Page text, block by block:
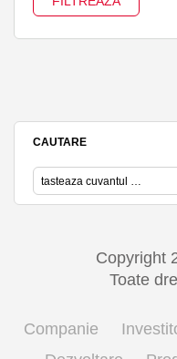
CAUTARE
Copyright
Toate
Companie